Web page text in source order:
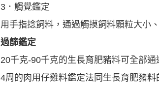
3．觸覺鑑定
用手指捻飼料，通過觸摸飼料顆粒大小
過篩鑑定
20千克-90千克的生長育肥豬料可全部通
4周的肉用仔雞料鑑定法同生長育肥豬